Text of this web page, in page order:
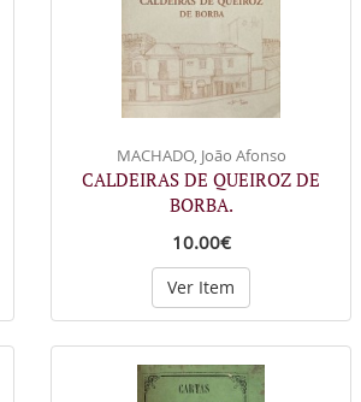
MACHADO, João Afonso
CALDEIRAS DE QUEIROZ DE
BORBA.
10.00€
Ver Item